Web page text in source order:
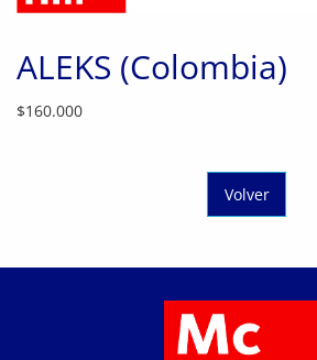
ALEKS (Colombia)
$160.000
Volver